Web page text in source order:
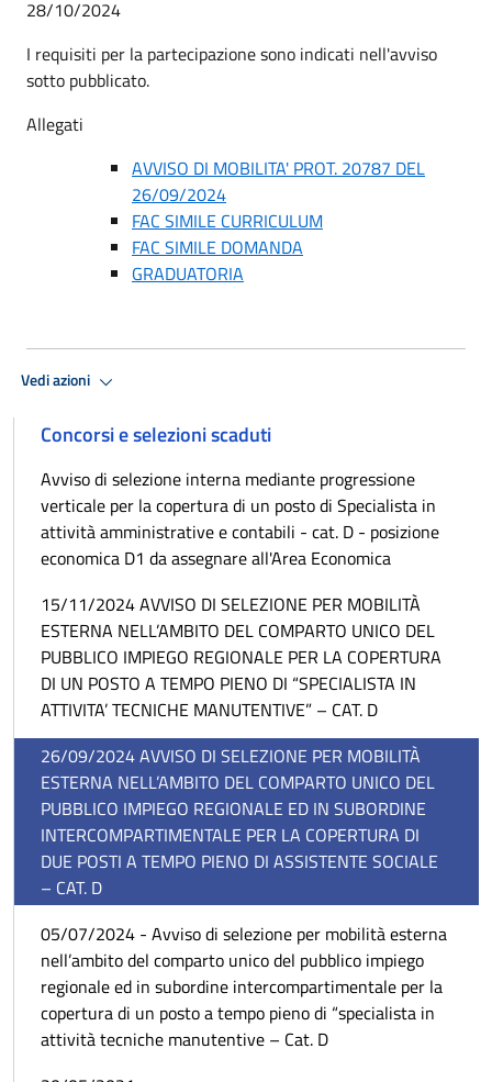
28/10/2024
I requisiti per la partecipazione sono indicati nell'avviso
sotto pubblicato.
Allegati
AVVISO DI MOBILITA' PROT. 20787 DEL
26/09/2024
FAC SIMILE CURRICULUM
FAC SIMILE DOMANDA
GRADUATORIA
Vedi azioni
Concorsi e selezioni scaduti
Avviso di selezione interna mediante progressione
verticale per la copertura di un posto di Specialista in
attività amministrative e contabili - cat. D - posizione
economica D1 da assegnare all'Area Economica
15/11/2024 AVVISO DI SELEZIONE PER MOBILITÀ
ESTERNA NELL’AMBITO DEL COMPARTO UNICO DEL
PUBBLICO IMPIEGO REGIONALE PER LA COPERTURA
DI UN POSTO A TEMPO PIENO DI “SPECIALISTA IN
ATTIVITA’ TECNICHE MANUTENTIVE” – CAT. D
26/09/2024 AVVISO DI SELEZIONE PER MOBILITÀ
ESTERNA NELL’AMBITO DEL COMPARTO UNICO DEL
PUBBLICO IMPIEGO REGIONALE ED IN SUBORDINE
INTERCOMPARTIMENTALE PER LA COPERTURA DI
DUE POSTI A TEMPO PIENO DI ASSISTENTE SOCIALE
– CAT. D
05/07/2024 - Avviso di selezione per mobilità esterna
nell’ambito del comparto unico del pubblico impiego
regionale ed in subordine intercompartimentale per la
copertura di un posto a tempo pieno di “specialista in
attività tecniche manutentive – Cat. D